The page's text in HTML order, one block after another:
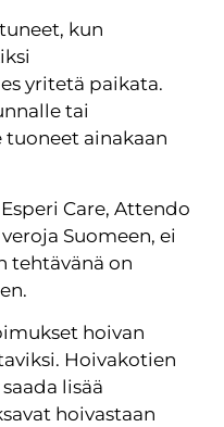
kun
yritetä paikata.
tai
ainakaan
Care, Attendo
Suomeen, ei
tehtävänä on
hoivan
Hoivakotien
lisää
hoivastaan